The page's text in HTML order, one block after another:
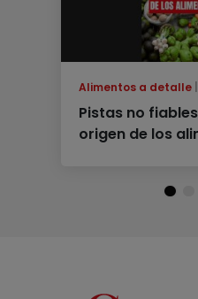
Alimentos a detalle
Pistas no
origen de los